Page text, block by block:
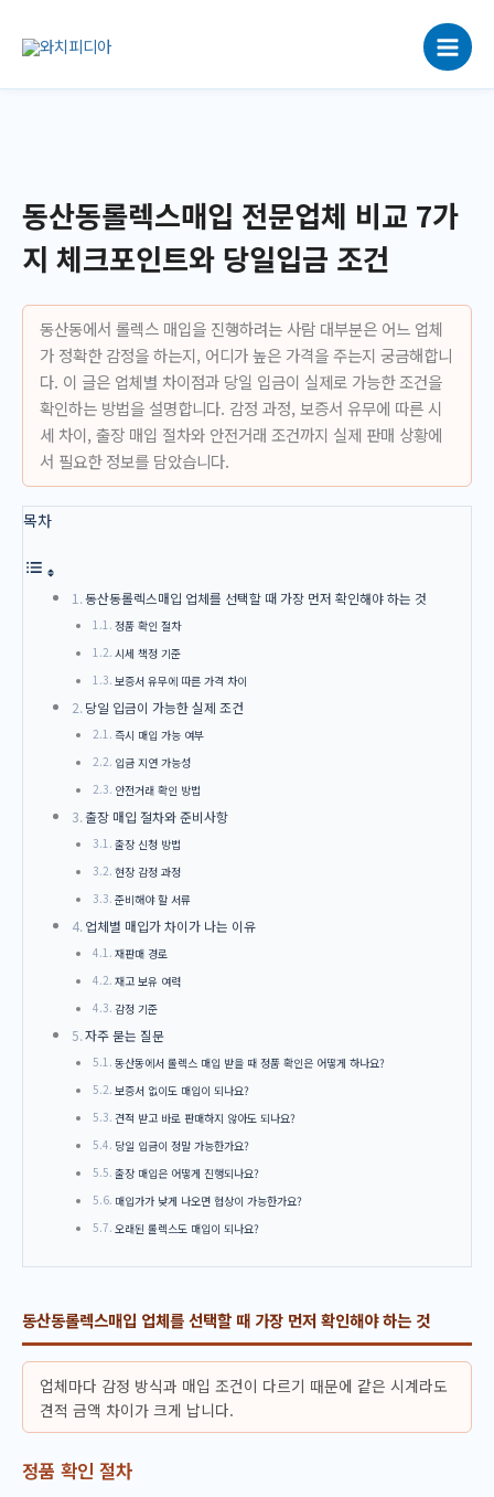
로
동산동롤렉스매입 전문업체 비교 7가
지 체크포인트와 당일입금 조건
동산동에서 롤렉스 매입을 진행하려는 사람 대부분은 어느 업체
가 정확한 감정을 하는지, 어디가 높은 가격을 주는지 궁금해합니
다. 이 글은 업체별 차이점과 당일 입금이 실제로 가능한 조건을
확인하는 방법을 설명합니다. 감정 과정, 보증서 유무에 따른 시
세 차이, 출장 매입 절차와 안전거래 조건까지 실제 판매 상황에
서 필요한 정보를 담았습니다.
목차
동산동롤렉스매입 업체를 선택할 때 가장 먼저 확인해야 하는 것
정품 확인 절차
시세 책정 기준
보증서 유무에 따른 가격 차이
당일 입금이 가능한 실제 조건
즉시 매입 가능 여부
입금 지연 가능성
안전거래 확인 방법
출장 매입 절차와 준비사항
출장 신청 방법
현장 감정 과정
준비해야 할 서류
업체별 매입가 차이가 나는 이유
재판매 경로
재고 보유 여력
감정 기준
자주 묻는 질문
동산동에서 롤렉스 매입 받을 때 정품 확인은 어떻게 하나요?
보증서 없이도 매입이 되나요?
견적 받고 바로 판매하지 않아도 되나요?
당일 입금이 정말 가능한가요?
출장 매입은 어떻게 진행되나요?
매입가가 낮게 나오면 협상이 가능한가요?
오래된 롤렉스도 매입이 되나요?
동산동롤렉스매입 업체를 선택할 때 가장 먼저 확인해야 하는 것
업체마다 감정 방식과 매입 조건이 다르기 때문에 같은 시계라도
견적 금액 차이가 크게 납니다.
정품 확인 절차